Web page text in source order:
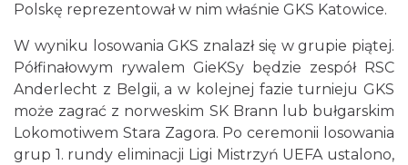
Polskę reprezentował w nim właśnie GKS Katowice.
W wyniku losowania GKS znalazł się w grupie piątej.
Półfinałowym rywalem GieKSy będzie zespół RSC
Anderlecht z Belgii, a w kolejnej fazie turnieju GKS
może zagrać z norweskim SK Brann lub bułgarskim
Lokomotiwem Stara Zagora. Po ceremonii losowania
grup 1. rundy eliminacji Ligi Mistrzyń UEFA ustalono,